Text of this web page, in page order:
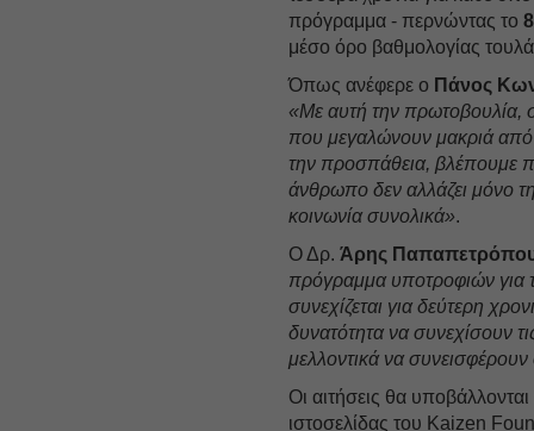
πρόγραμμα - περνώντας το
μέσο όρο βαθμολογίας
Όπως ανέφερε ο Πάνος
«Με αυτή την πρωτοβουλία,
που μεγαλώνουν μακριά από
την προσπάθεια, βλέπουμε
άνθρωπο δεν αλλάζει μόνο
κοινωνία συνολικά».
Ο Δρ.Άρης
πρόγραμμα υποτροφιών για
συνεχίζεται για δεύτερη
δυνατότητα να συνεχίσουν
μελλοντικά να
Οι αιτήσεις θα
ιστοσελίδας του Kaizen